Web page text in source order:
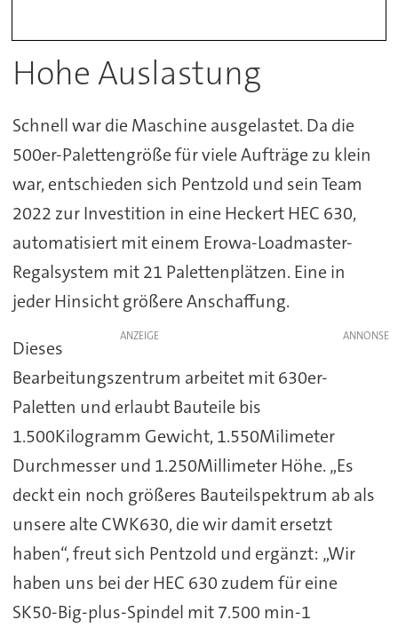
Hohe Auslastung
Schnell war die Maschine ausgelastet. Da die
500er-Palettengröße für viele Aufträge zu klein
war, entschieden sich Pentzold und sein Team
2022 zur Investition in eine Heckert HEC 630,
automatisiert mit einem Erowa-Loadmaster-
Regalsystem mit 21 Palettenplätzen. Eine in
jeder Hinsicht größere Anschaffung.
ANZEIGE
Dieses
Bearbeitungszentrum arbeitet mit 630er-
Paletten und erlaubt Bauteile bis
1.500Kilogramm Gewicht, 1.550Milimeter
Durchmesser und 1.250Millimeter Höhe. „Es
deckt ein noch größeres Bauteilspektrum ab als
unsere alte CWK630, die wir damit ersetzt
haben“, freut sich Pentzold und ergänzt: „Wir
haben uns bei der HEC 630 zudem für eine
SK50-Big-plus-Spindel mit 7.500 min-1